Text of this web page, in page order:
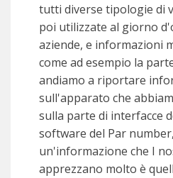
tutti diverse tipologie di
poi utilizzate al giorno
aziende, e informazioni
come ad esempio la
andiamo a riportare
sull'apparato che
sulla parte di interfacce
software del Par
un'informazione che I
apprezzano molto è